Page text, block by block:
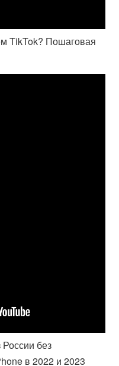
TikTok? Пошаговая
России без
в 2022 и 2023